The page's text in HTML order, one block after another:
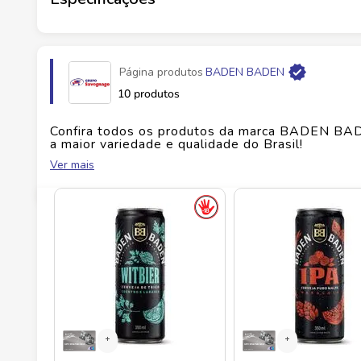
Fabricante HNK BR INDUSTRIA DE BEBIDAS
EAN 7898230716722
Id do produto
Página produtos BADEN BADEN
10 produtos
Confira todos os produtos da marca BADEN
a maior variedade e qualidade do Brasil!
No Savegnago, você encontra uma ampla
Ver mais